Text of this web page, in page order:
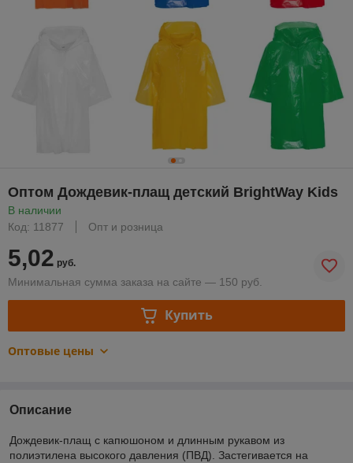
Оптом Дождевик-плащ детский BrightWay Kids
В наличии
Код: 11877
Опт и розница
5,02 руб.
Минимальная сумма заказа на сайте — 150 руб.
Купить
Оптовые цены
Описание
Дождевик-плащ с капюшоном и длинным рукавом из
полиэтилена высокого давления (ПВД). Застегивается на